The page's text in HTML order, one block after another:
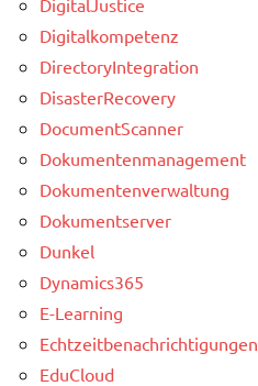
Digitalkompetenz
DirectoryIntegration
DisasterRecovery
DocumentScanner
Dokumentenmanagement
Dokumentenverwaltung
Dokumentserver
Dunkel
Dynamics365
E-Learning
Echtzeitbenachrichtigungen
EduCloud